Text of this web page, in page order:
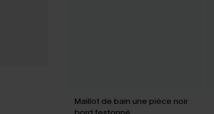
Maillot de bain une pièce noir